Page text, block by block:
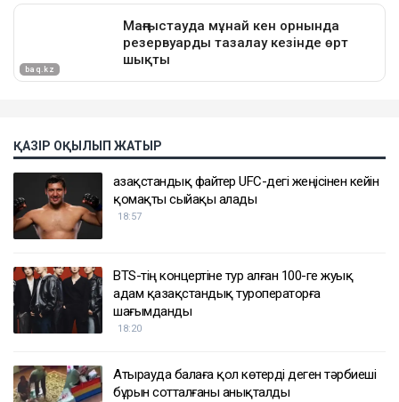
ҚАЗІР ОҚЫЛЫП ЖАТЫР
Қазақстандық файтер UFC-дегі жеңісінен кейін
қомақты сыйақы алады
18:57
BTS-тің концертіне тур алған 100-ге жуық
адам қазақстандық туроператорға
шағымданды
18:20
Атырауда балаға қол көтерді деген тәрбиеші
бұрын сотталғаны анықталды